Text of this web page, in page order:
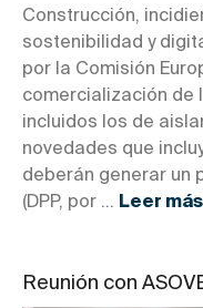
Construcción,
sostenibilidad y
por la Comisión
comercialización de
incluidos los de
novedades que
deberán generar un
(DPP, por ... Leer más
Reunión con